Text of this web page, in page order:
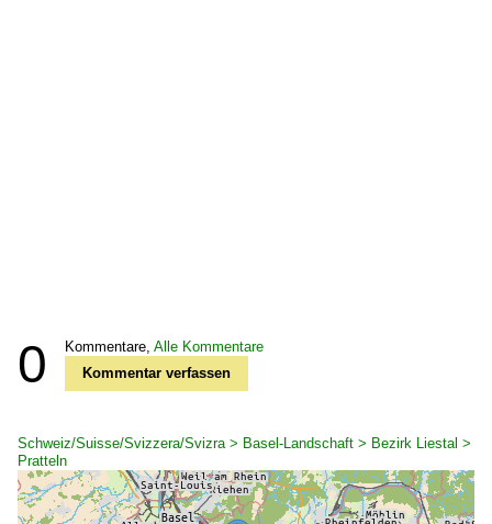
0 Kommentare, Alle Kommentare
Kommentar verfassen
Schweiz/Suisse/Svizzera/Svizra > Basel-Landschaft > Bezirk Liestal >
Pratteln